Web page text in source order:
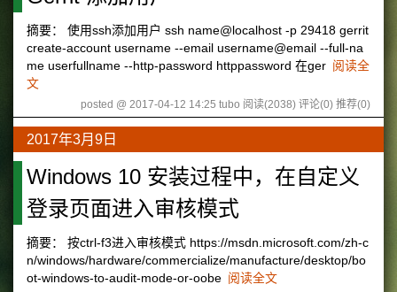
摘要： 使用ssh添加用户 ssh name@localhost -p 29418 gerrit
create-account username --email username@email --full-na
me userfullname --http-password httppassword 在ger 阅读全
文
posted @ 2017-04-12 14:25 tubo 阅读(2038) 评论(0) 推荐(0)
2017年3月9日
Windows 10 安装过程中，在自定义
登录页面进入审核模式
摘要： 按ctrl-f3进入审核模式 https://msdn.microsoft.com/zh-c
n/windows/hardware/commercialize/manufacture/desktop/bo
ot-windows-to-audit-mode-or-oobe 阅读全文